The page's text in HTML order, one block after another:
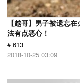
【越哥】男子被遗忘
法有点恶心！
# 613
2018-10-25 03:09